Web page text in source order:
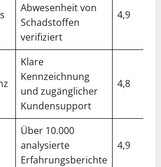
Abwesenheit von
Schadstoffen
verifiziert
4,9
Klare
Kennzeichnung
und zugänglicher
Kundensupport
4,8
Über 10.000
analysierte
Erfahrungsberichte
4,9